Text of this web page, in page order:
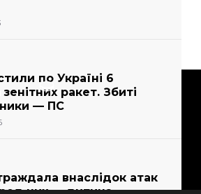
по Україні 6
ракет. Збиті
— ПС
внаслідок атак
Підтримати